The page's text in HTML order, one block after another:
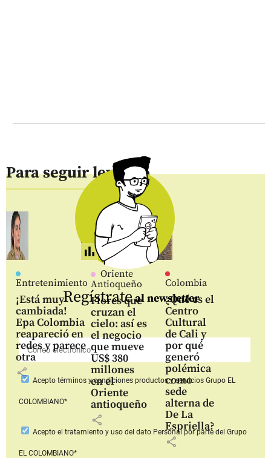
Para seguir leyendo
Entretenimiento
¡Está muy
cambiada!
Epa Colombia
reapareció en
redes y parece
otra
share
Oriente
Antioqueño
Flores que
cruzan el
cielo: así es
el negocio
que mueve
US$ 380
millones
en el
Oriente
antioqueño
share
Colombia
¿Qué es el
Centro
Cultural
de Cali y
por qué
generó
polémica
como
sede
alterna de
De La
Espriella?
share
Regístrateal newsletter
Aceptotérminos y condiciones productos y serviciosGrupo EL
COLOMBIANO*
Acepto el tratamiento y uso del dato Personalpor parte del Grupo
EL COLOMBIANO*